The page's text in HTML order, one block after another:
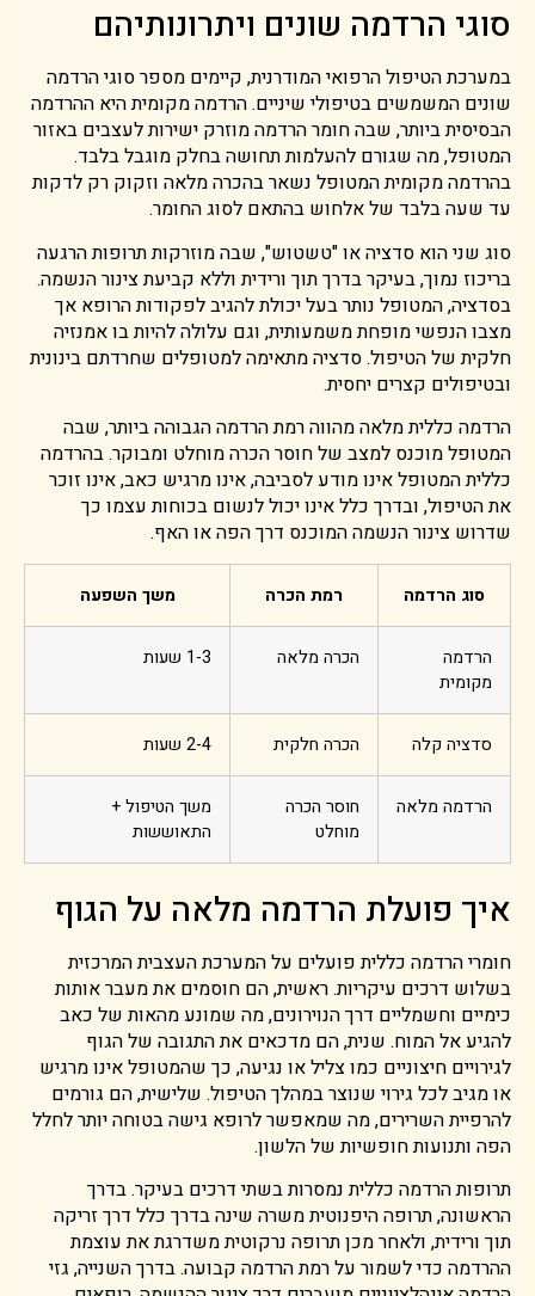
סוגי הרדמה שונים ויתרונותיהם
במערכת הטיפול הרפואי המודרנית, קיימים מספר סוגי הרדמה
שונים המשמשים בטיפולי שיניים. הרדמה מקומית היא ההרדמה
הבסיסית ביותר, שבה חומר הרדמה מוזרק ישירות לעצבים באזור
המטופל, מה שגורם להעלמות תחושה בחלק מוגבל בלבד.
בהרדמה מקומית המטופל נשאר בהכרה מלאה וזקוק רק לדקות
עד שעה בלבד של אלחוש בהתאם לסוג החומר.
סוג שני הוא סדציה או "טשטוש", שבה מוזרקות תרופות הרגעה
בריכוז נמוך, בעיקר בדרך תוך ורידית וללא קביעת צינור הנשמה.
בסדציה, המטופל נותר בעל יכולת להגיב לפקודות הרופא אך
מצבו הנפשי מופחת משמעותית, וגם עלולה להיות בו אמנזיה
חלקית של הטיפול. סדציה מתאימה למטופלים שחרדתם בינונית
ובטיפולים קצרים יחסית.
הרדמה כללית מלאה מהווה רמת הרדמה הגבוהה ביותר, שבה
המטופל מוכנס למצב של חוסר הכרה מוחלט ומבוקר. בהרדמה
כללית המטופל אינו מודע לסביבה, אינו מרגיש כאב, אינו זוכר
את הטיפול, ובדרך כלל אינו יכול לנשום בכוחות עצמו כך
שדרוש צינור הנשמה המוכנס דרך הפה או האף.
סוג הרדמה רמת הכרה משך השפעה
הרדמה
מקומית
הכרה מלאה 1-3 שעות
סדציה קלה הכרה חלקית 2-4 שעות
הרדמה מלאה
חוסר הכרה
מוחלט
משך הטיפול +
התאוששות
איך פועלת הרדמה מלאה על הגוף
חומרי הרדמה כללית פועלים על המערכת העצבית המרכזית
בשלוש דרכים עיקריות. ראשית, הם חוסמים את מעבר אותות
כימיים וחשמליים דרך הנוירונים, מה שמונע מהאות של כאב
להגיע אל המוח. שנית, הם מדכאים את התגובה של הגוף
לגירויים חיצוניים כמו צליל או נגיעה, כך שהמטופל אינו מרגיש
או מגיב לכל גירוי שנוצר במהלך הטיפול. שלישית, הם גורמים
להרפיית השרירים, מה שמאפשר לרופא גישה בטוחה יותר לחלל
הפה ותנועות חופשיות של הלשון.
תרופות הרדמה כללית נמסרות בשתי דרכים בעיקר. בדרך
הראשונה, תרופה היפנוטית משרה שינה בדרך כלל דרך זריקה
תוך ורידית, ולאחר מכן תרופה נרקוטית משדרגת את עוצמת
ההרדמה כדי לשמור על רמת הרדמה קבועה. בדרך השנייה, גזי